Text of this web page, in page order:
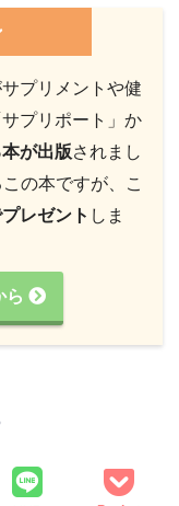
プリメントや健
プリポート」か
が出版されまし
の本ですが、こ
レゼント しま
ら